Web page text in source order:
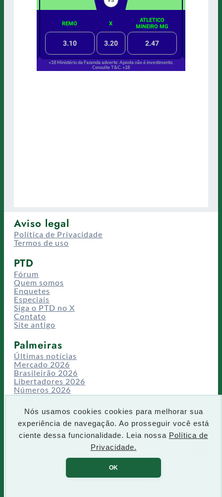
Nós usamos cookies cookies para melhorar sua
experiência de navegação. Ao prosseguir você está
ciente dessa funcionalidade. Leia nossa Política de
Privacidade.
OK
Aviso legal
Política de Privacidade
Termos de uso
PTD
Fórum
Quem somos
Enquetes
Especiais
Siga o PTD no X
Contato
Site antigo
Palmeiras
Últimas notícias
Mercado 2026
Brasileirão 2026
Libertadores 2026
Números 2026
Campeonatos
Temporadas
CT/Centro de Excelência
Busca
P
e
q
u